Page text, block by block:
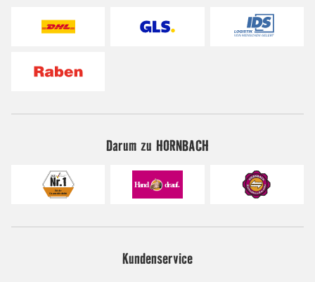
Darum zu HORNBACH
Kundenservice